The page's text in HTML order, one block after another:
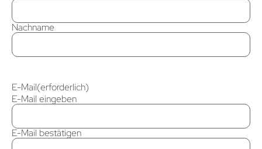
Nachname
E-Mail(erforderlich)
E-Mail eingeben
E-Mail bestätigen